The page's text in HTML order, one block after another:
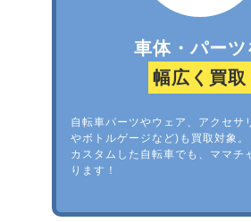
車体・パーツ
幅広く買取
自転車パーツやウェア、アクセサ
やボトルゲージなど)も買取対象。
カスタムした自転車でも、ママチ
ります！